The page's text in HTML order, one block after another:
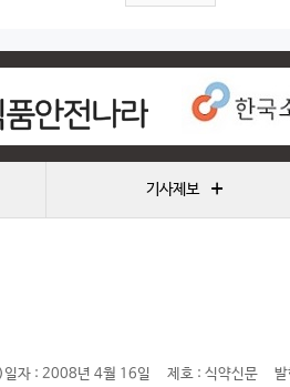
기사제보 +
일자 : 2008년 4월 16일 제호 : 식약신문 발